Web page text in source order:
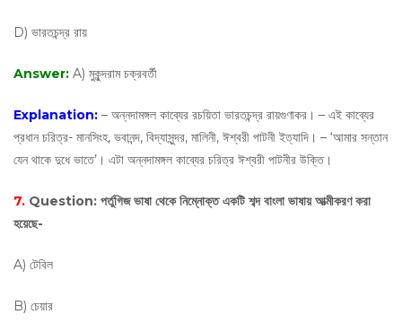
D) ভারতচন্দ্র রায়
Answer: A) মুকুন্দরাম চক্রবর্তী
Explanation: – অন্নদামঙ্গল কাব্যের রচয়িতা ভারতচন্দ্র রায়গুণাকর। – এই কাব্যের
প্রধান চরিত্র- মানসিংহ, ভবানন্দ, বিদ্যাসুন্দর, মালিনী, ঈশ্বরী পাটনী ইত্যাদি। – ‘আমার সন্তান
যেন থাকে দুধে ভাতে’। এটা অন্নদামঙ্গল কাব্যের চরিত্র ঈশ্বরী পাটনীর উক্তি।
7. Question: পর্তুগিজ ভাষা থেকে নিম্নোক্ত একটি শব্দ বাংলা ভাষায় আত্মীকরণ করা
হয়েছে-
A) টেবিল
B) চেয়ার